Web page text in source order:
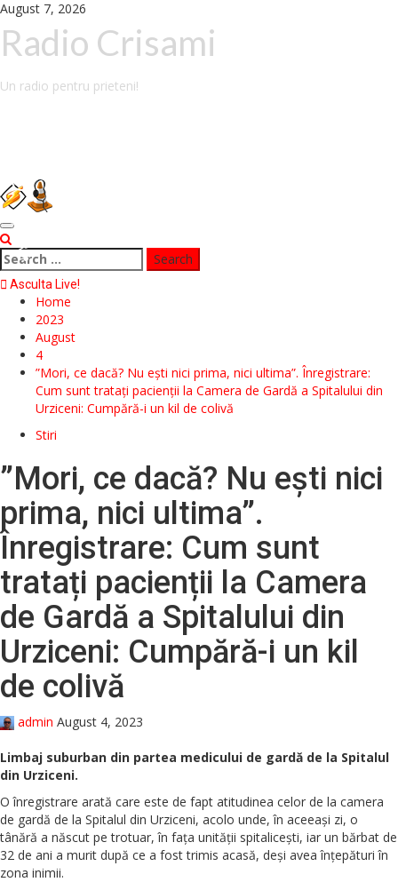
Skip
content
August 7, 2026
Radio Crisami
Un radio pentru prieteni!
Primary
Menu
Search
for:
Asculta Live!
Home
2023
August
4
”Mori, ce dacă? Nu ești nici prima, nici ultima”. Înregistrare:
Cum sunt tratați pacienții la Camera de Gardă a Spitalului din
Urziceni: Cumpără-i un kil de colivă
Stiri
”Mori, ce dacă? Nu ești nici
prima, nici ultima”.
Înregistrare: Cum sunt
tratați pacienții la Camera
de Gardă a Spitalului din
Urziceni: Cumpără-i un kil
de colivă
admin August 4, 2023
Limbaj suburban din partea medicului de gardă de la Spitalul
din Urziceni.
O înregistrare arată care este de fapt atitudinea celor de la camera
de gardă de la Spitalul din Urziceni, acolo unde, în aceeași zi, o
tânără a născut pe trotuar, în fața unității spitalicești, iar un bărbat de
32 de ani a murit după ce a fost trimis acasă, deși avea înțepături în
zona inimii.
WhatsApp
Twitter
Share